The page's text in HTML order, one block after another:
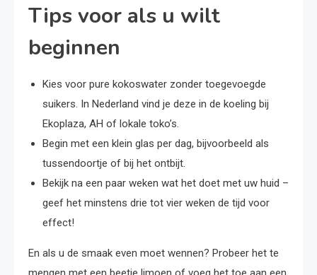
Tips voor als u wilt
beginnen
Kies voor pure kokoswater zonder toegevoegde
suikers. In Nederland vind je deze in de koeling bij
Ekoplaza, AH of lokale toko’s.
Begin met een klein glas per dag, bijvoorbeeld als
tussendoortje of bij het ontbijt.
Bekijk na een paar weken wat het doet met uw huid –
geef het minstens drie tot vier weken de tijd voor
effect!
En als u de smaak even moet wennen? Probeer het te